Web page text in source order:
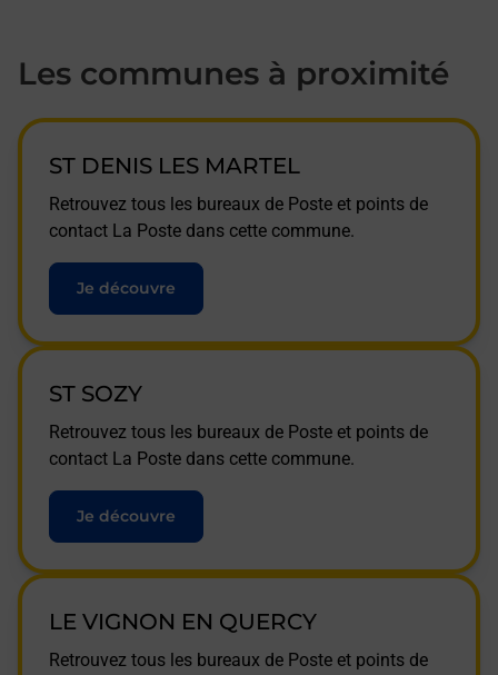
Les communes à proximité
ST DENIS LES MARTEL
Retrouvez tous les bureaux de Poste et points de
contact La Poste dans cette commune.
Je découvre
ST SOZY
Retrouvez tous les bureaux de Poste et points de
contact La Poste dans cette commune.
Je découvre
LE VIGNON EN QUERCY
Retrouvez tous les bureaux de Poste et points de